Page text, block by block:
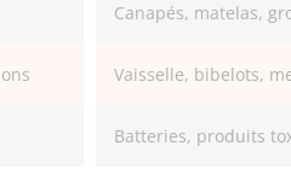
Canapés, matelas,
Vaisselle, bibelots,
Batteries, produits